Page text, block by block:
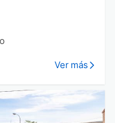
Ver más